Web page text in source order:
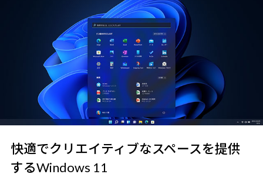
快適でクリエイティブなスペースを提供
するWindows 11